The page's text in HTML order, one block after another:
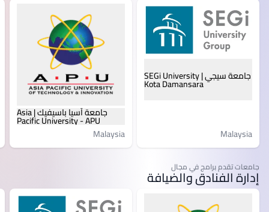
جامعة سيجي | SEGi University
Kota Damansara
Malaysia
جامعة آسيا باسيفيك | Asia
Pacific University - APU
Malaysia
جامعات تقدم برامج في مجال
إدارة الفنادق والضيافة